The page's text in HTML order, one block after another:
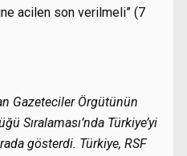
acilen son verilmeli” (7
Gazeteciler Örgütünün
Sıralaması’nda Türkiye’yi
gösterdi. Türkiye, RSF